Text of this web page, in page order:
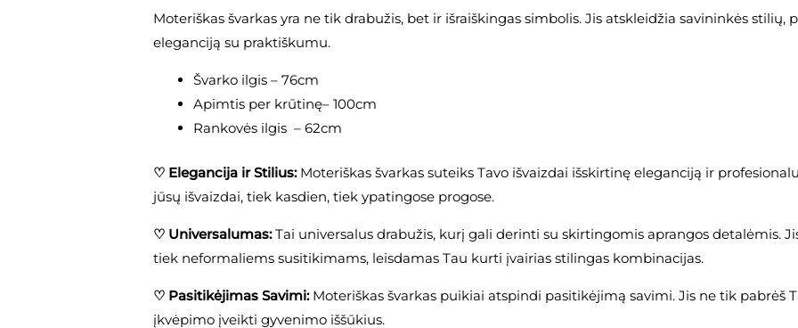
Moteriškas švarkas yra ne tik drabužis, bet ir išraiškingas simbolis. Jis atskleidžia savininkės
eleganciją su praktiškumu.
Švarko ilgis – 76cm
Apimtis per krūtinę– 100cm
Rankovės ilgis – 62cm
♡ Elegancija ir Stilius: Moteriškas švarkas suteiks Tavo išvaizdai išskirtinę eleganciją ir
jūsų išvaizdai, tiek kasdien, tiek ypatingose progose.
♡ Universalumas:Tai universalus drabužis, kurį gali derinti su skirtingomis aprangos detalėmis.
tiek neformaliems susitikimams, leisdamas Tau kurti įvairias stilingas kombinacijas.
♡ Pasitikėjimas Savimi: Moteriškas švarkas puikiai atspindi pasitikėjimą savimi. Jis ne tik pabrėš
įkvėpimo įveikti gyvenimo iššūkius.